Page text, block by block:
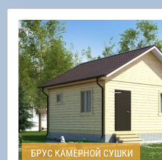
БРУС КАМЕРНОЙ СУШКИ